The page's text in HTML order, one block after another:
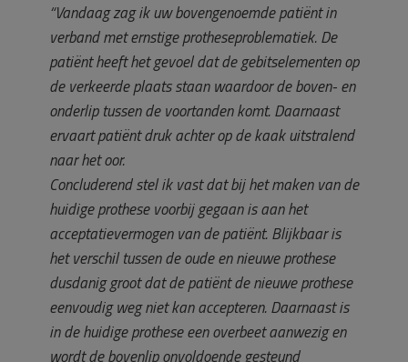
“Vandaag zag ik uw bovengenoemde patiënt in
verband met ernstige protheseproblematiek. De
patiënt heeft het gevoel dat de gebitselementen op
de verkeerde plaats staan waardoor de boven- en
onderlip tussen de voortanden komt. Daarnaast
ervaart patiënt druk achter op de kaak uitstralend
naar het oor.
Concluderend stel ik vast dat bij het maken van de
huidige prothese voorbij gegaan is aan het
acceptatievermogen van de patiënt. Blijkbaar is
het verschil tussen de oude en nieuwe prothese
dusdanig groot dat de patiënt de nieuwe prothese
eenvoudig weg niet kan accepteren. Daarnaast is
in de huidige prothese een overbeet aanwezig en
wordt de bovenlip onvoldoende gesteund